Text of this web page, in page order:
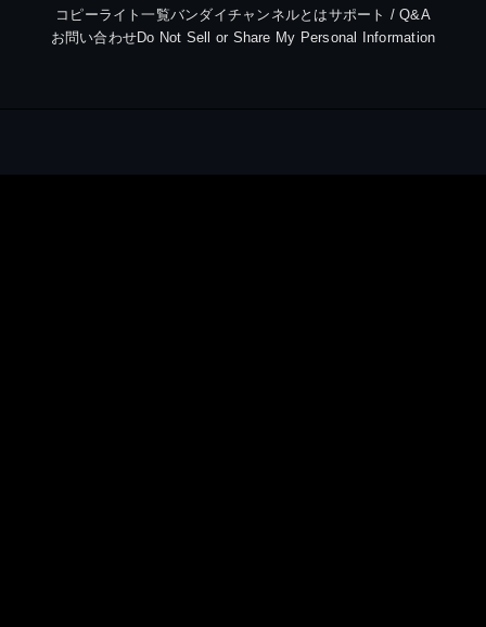
コピーライト一覧バンダイチャンネルとはサポート / Q&A
お問い合わせDo Not Sell or Share My Personal Information